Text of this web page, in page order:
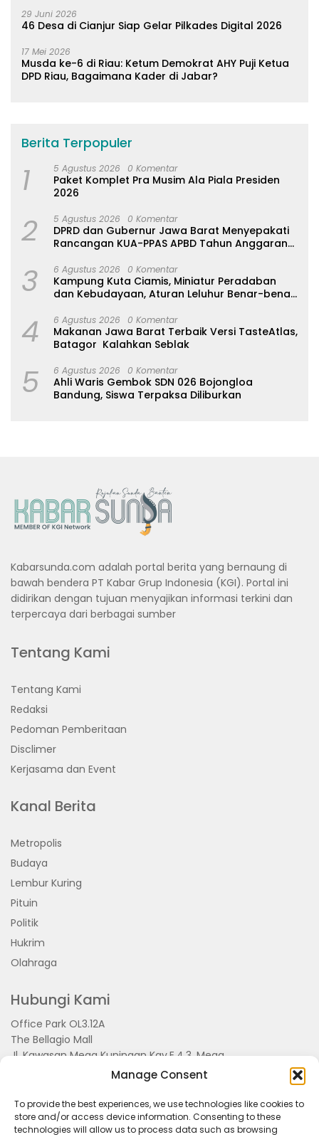
Manage Consent
To provide the best experiences, we use technologies like cookies to
store and/or access device information. Consenting to these
technologies will allow us to process data such as browsing
29 Juni 2026
46 Desa di Cianjur Siap Gelar Pilkades Digital 2026
17 Mei 2026
Musda ke-6 di Riau: Ketum Demokrat AHY Puji Ketua
DPD Riau, Bagaimana Kader di Jabar?
Berita Terpopuler
1 5 Agustus 2026 0 Komentar
Paket Komplet Pra Musim Ala Piala Presiden
2026
2 5 Agustus 2026 0 Komentar
DPRD dan Gubernur Jawa Barat Menyepakati
Rancangan KUA-PPAS APBD Tahun Anggaran
3 6 Agustus 2026 0 Komentar
Kampung Kuta Ciamis, Miniatur Peradaban
dan Kebudayaan, Aturan Leluhur Benar-benar
4 6 Agustus 2026 0 Komentar
Makanan Jawa Barat Terbaik Versi TasteAtlas,
Batagor Kalahkan Seblak
5 6 Agustus 2026 0 Komentar
Ahli Waris Gembok SDN 026 Bojongloa
Bandung, Siswa Terpaksa Diliburkan
Kabarsunda.com adalah portal berita yang bernaung di
bawah bendera PT Kabar Grup Indonesia (KGI). Portal ini
didirikan dengan tujuan menyajikan informasi terkini dan
terpercaya dari berbagai sumber
Tentang Kami
Tentang Kami
Redaksi
Pedoman Pemberitaan
Disclimer
Kerjasama dan Event
Kanal Berita
Metropolis
Budaya
Lembur Kuring
Pituin
Politik
Hukrim
Olahraga
Hubungi Kami
Office Park OL3.12A
The Bellagio Mall
Jl. Kawasan Mega Kuningan Kav.E.4.3, Mega
Kuningan, Kel. Kuningan Timur,
Kec.Setiabudi, Jakarta Selatan 15810